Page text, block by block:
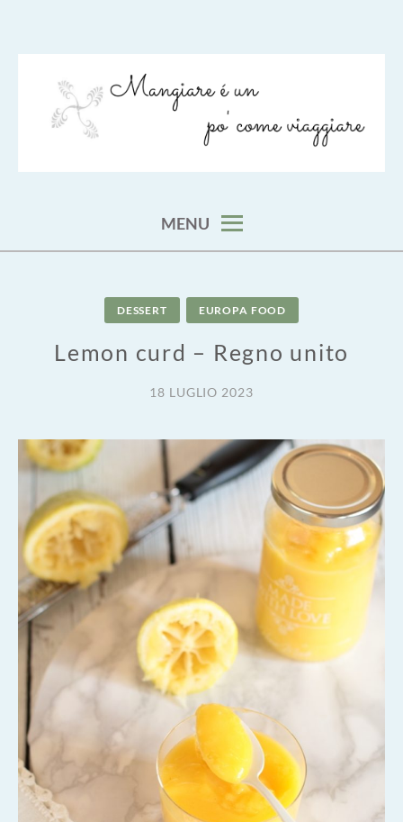
MENU
DESSERT EUROPA FOOD
Lemon curd – Regno unito
18 LUGLIO 2023